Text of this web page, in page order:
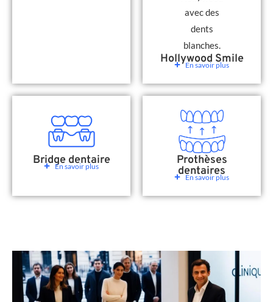
Hollywood Smile
En savoir plus
Bridge dentaire
En savoir plus Prothèses
dentaires
En savoir plus